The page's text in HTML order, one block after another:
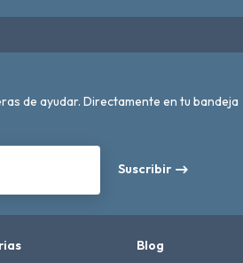
de ayudar. Directamente en tu bandeja
Suscribir
Blog